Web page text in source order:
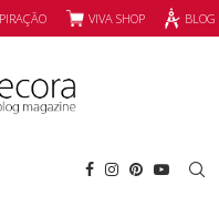
VIVA SHOP